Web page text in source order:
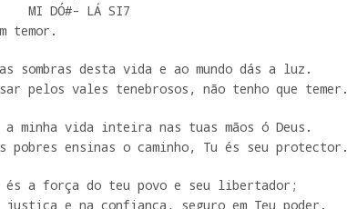
temor.
sombras desta vida e ao mundo dás a luz.
pelos vales tenebrosos, não tenho que temer.
a minha vida inteira nas tuas mãos ó Deus.
pobres ensinas o caminho, Tu és seu protector.
és a força do teu povo e seu libertador;
e na confiança, seguro em Teu poder.